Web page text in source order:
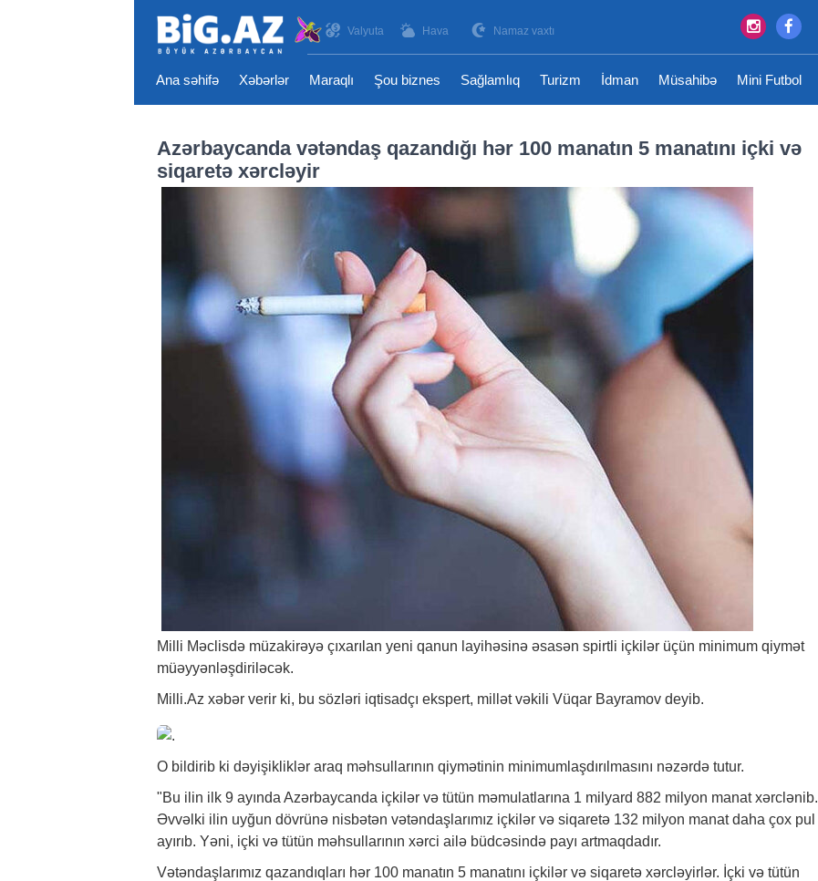
Valyuta Hava Namaz vaxtı
Ana səhifə Xəbərlər Maraqlı Şou biznes Sağlamlıq Turizm İdman Müsahibə Mini Futbol
Azərbaycanda vətəndaş qazandığı hər 100 manatın 5 manatını içki və
siqaretə xərcləyir
Milli Məclisdə müzakirəyə çıxarılan yeni qanun layihəsinə əsasən spirtli içkilər üçün minimum qiymət
müəyyənləşdiriləcək.
Milli.Az xəbər verir ki, bu sözləri iqtisadçı ekspert, millət vəkili Vüqar Bayramov deyib.
O bildirib ki dəyişikliklər araq məhsullarının qiymətinin minimumlaşdırılmasını nəzərdə tutur.
"Bu ilin ilk 9 ayında Azərbaycanda içkilər və tütün məmulatlarına 1 milyard 882 milyon manat xərclənib.
Əvvəlki ilin uyğun dövrünə nisbətən vətəndaşlarımız içkilər və siqaretə 132 milyon manat daha çox pul
ayırıb. Yəni, içki və tütün məhsullarının xərci ailə büdcəsində payı artmaqdadır.
Vətəndaşlarımız qazandıqları hər 100 manatın 5 manatını içkilər və siqaretə xərcləyirlər. İçki və tütün